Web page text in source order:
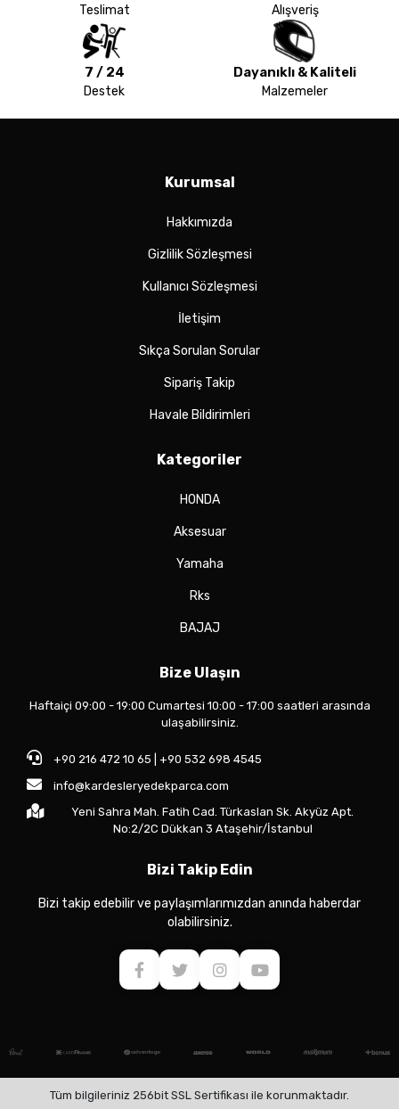
Teslimat Alışveriş
7 / 24
Destek
Dayanıklı & Kaliteli
Malzemeler
Kurumsal
Hakkımızda
Gizlilik Sözleşmesi
Kullanıcı Sözleşmesi
İletişim
Sıkça Sorulan Sorular
Sipariş Takip
Havale Bildirimleri
Kategoriler
HONDA
Aksesuar
Yamaha
Rks
BAJAJ
Bize Ulaşın
Haftaiçi 09:00 - 19:00 Cumartesi 10:00 - 17:00 saatleri arasında
ulaşabilirsiniz.
+90 216 472 10 65 | +90 532 698 4545
info@kardesleryedekparca.com
Yeni Sahra Mah. Fatih Cad. Türkaslan Sk. Akyüz Apt.
No:2/2C Dükkan 3 Ataşehir/İstanbul
Bizi Takip Edin
Bizi takip edebilir ve paylaşımlarımızdan anında haberdar
olabilirsiniz.
Tüm bilgileriniz 256bit SSL Sertifikası ile korunmaktadır.